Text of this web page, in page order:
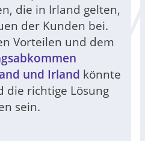
die in Irland gelten,
der Kunden bei.
Vorteilen und dem
und Irland könnte
die richtige Lösung
sein.